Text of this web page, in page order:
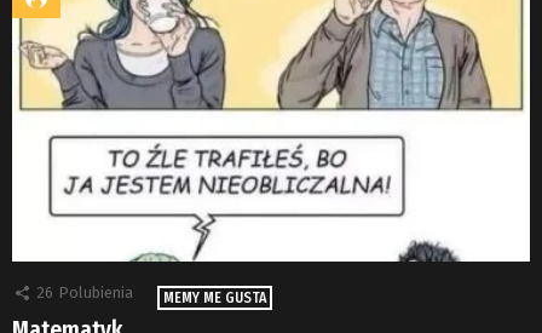
26 Polubienia MEMY ME GUSTA